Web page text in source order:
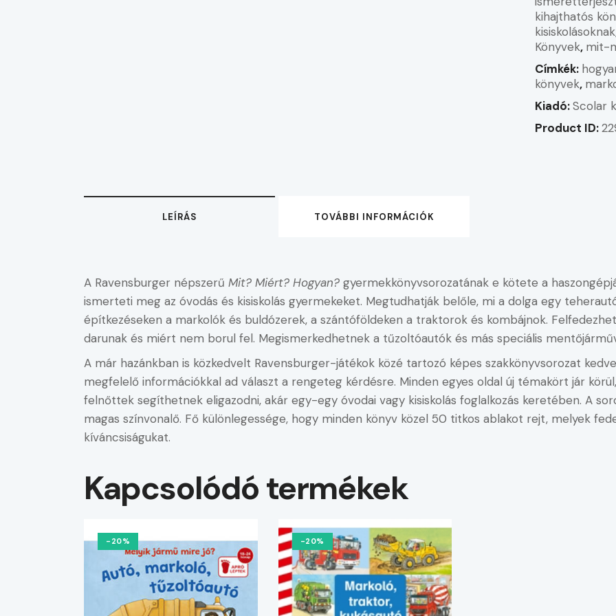
kihajthatós
kisiskolásoknak
Könyvek, mit-
Címkék:
könyvek,
Kiadó:Scolar
Product ID:
LEÍRÁS TOVÁBBI INFORMÁCIÓK
A Ravensburger népszerű Mit? Miért? Hogyan? gyermekkönyvsorozatának e kötete a
ismerteti meg az óvodás és kisiskolás gyermekeket. Megtudhatják belőle, mi a dolga egy
építkezéseken a markolók és buldózerek, a szántóföldeken a traktorok és kombájnok.
darunak és miért nem borul fel. Megismerkedhetnek a tűzoltóautók és más speciális
A már hazánkban is közkedvelt Ravensburger-játékok közé tartozó képes szakkönyvsorozat
megfelelő információkkal ad választ a rengeteg kérdésre. Minden egyes oldal új témakört jár
felnőttek segíthetnek eligazodni, akár egy-egy óvodai vagy kisiskolás foglalkozás keretében. A
magas színvonalő. Fő különlegessége, hogy minden könyv közel 50 titkos ablakot rejt, melyek
kíváncsiságukat.
Kapcsolódó termékek
-20% -20%